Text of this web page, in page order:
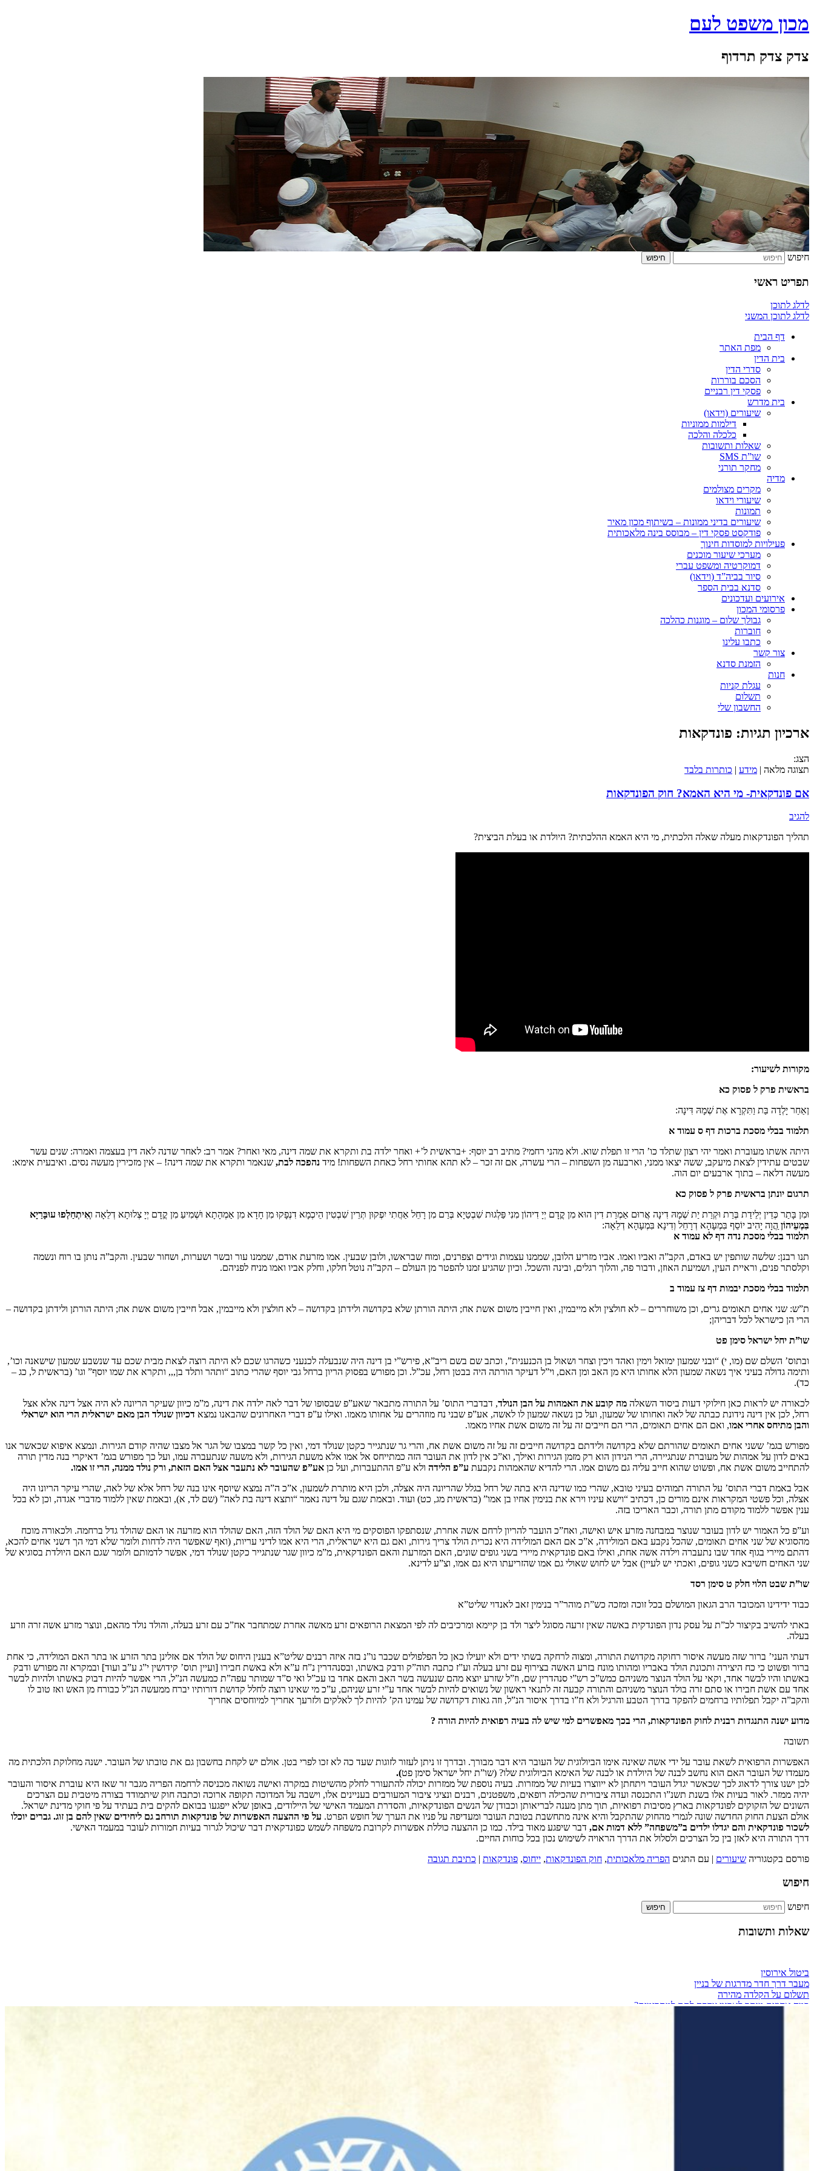
מכון משפט לעם
צדק צדק תרדוף
חיפוש
תפריט ראשי
לדלג לתוכן
לדלג לתוכן המשני
דף הבית
מפת האתר
בית הדין
סדרי הדין
הסכם בוררות
פסקי דין רבניים
בית מדרש
שיעורים (וידאו)
דילמות ממוניות
כלכלה והלכה
שאלות ותשובות
שו”ת SMS
מחקר תורני
מדיה
מקרים מצולמים
שיעורי וידאו
תמונות
שיעורים בדיני ממונות – בשיתוף מכון מאיר
פודקסט פסקי דין – מבוסס בינה מלאכותית
פעילויות למוסדות חינוך
מערכי שיעור מוכנים
דמוקרטיה ומשפט עברי
סיור בביה”ד (וידאו)
סדנא בבית הספר
אירועים ועדכונים
פרסומי המכון
גבולך שלום – מוגנות כהלכה
חוברות
כתבו עלינו
צור קשר
הזמנת סדנא
חנות
עגלת קניות
תשלום
החשבון שלי
ארכיון תגיות: פונדקאות
הצג:
תצוגה מלאה | מידע | כותרות בלבד
אם פונדקאית- מי היא האמא? חוק הפונדקאות
להגיב
תהליך הפונדקאות מעלה שאלה הלכתית, מי היא האמא ההלכתית? היולדת או בעלת הביצית?
מקורות לשיעור:
בראשית פרק ל פסוק כא
ןאַחַר יָלְדָה בַּת וַתִּקְרָא אֶת שְׁמָהּ דִּינָה:
תלמוד בבלי מסכת ברכות דף ס עמוד א
היתה אשתו מעוברת ואמר יהי רצון שתלד כו’ הרי זו תפלת שוא. ולא מהני רחמי? מתיב רב יוסף: +בראשית ל’+ ואחר ילדה בת ותקרא את שמה דינה, מאי ואחר? אמר רב: לאחר שדנה לאה דין בעצמה ואמרה: שנים עשר
שבטים עתידין לצאת מיעקב, ששה יצאו ממני, וארבעה מן השפחות – הרי עשרה, אם זה זכר – לא תהא אחותי רחל כאחת השפחות! מיד נהפכה לבת, שנאמר ותקרא את שמה דינה! – אין מזכירין מעשה נסים. ואיבעית אימא:
מעשה דלאה – בתוך ארבעים יום הוה.
תרגום יונתן בראשית פרק ל פסוק כא
וּמִן בָּתַר כְּדֵין יְלֵידַת בְּרַת וּקְרַת יַת שְׁמָהּ דִינָה אֲרוּם אַמְרַת דִין הוּא מִן קֳדָם יְיָ דִיהוֹן מִנִי פַּלְגוּת שִׁבְטַיָא בְּרַם מִן רָחֵל אַחֲתִי יִפְקוּן תְּרֵין שִׁבְטִין הֵיכְמָא דִנְפָקוּ מִן חָדָא מִן אַמְהָתָא וּשְׁמִיעַ מִן קֳדָם יְיָ צְלוּתָא דְלֵאָה וְאִיתְחַלְפוּ עוּבָּרַיָא
בִּמְעֵיהוֹן ַהֲוָה יָהִיב יוֹסֵף בִּמְעָהָא דְרָחֵל וְדִינָא בִּמְעָהָא דְלֵאָה:
תלמוד בבלי מסכת נדה דף לא עמוד א
תנו רבנן: שלשה שותפין יש באדם, הקב”ה ואביו ואמו. אביו מזריע הלובן, שממנו עצמות וגידים וצפרנים, ומוח שבראשו, ולובן שבעין. אמו מזרעת אודם, שממנו עור ובשר ושערות, ושחור שבעין. והקב”ה נותן בו רוח ונשמה
וקלסתר פנים, וראיית העין, ושמיעת האוזן, ודבור פה, והלוך רגלים, ובינה והשכל. וכיון שהגיע זמנו להפטר מן העולם – הקב”ה נוטל חלקו, וחלק אביו ואמו מניח לפניהם.
תלמוד בבלי מסכת יבמות דף צז עמוד ב
ת”ש: שני אחים תאומים גרים, וכן משוחררים – לא חולצין ולא מייבמין, ואין חייבין משום אשת אח; היתה הורתן שלא בקדושה ולידתן בקדושה – לא חולצין ולא מייבמין, אבל חייבין משום אשת אח; היתה הורתן ולידתן בקדושה –
הרי הן כישראל לכל דבריהן;
שו”ת יחל ישראל סימן פט
ובתוס’ השלם שם (מו, י) “ובני שמעון ימואל וימין ואהד ויכין וצחר ושאול בן הכנענית”, וכתב שם בשם ריב”א, פירש”י בן דינה היה שנבעלה לכנעני כשהרגו שכם לא היתה רוצה לצאת מבית שכם עד שנשבע שמעון שישאנה וכו’,
ותימה גדולה בעיני איך נשאה שמעון הלא אחותו היא מן האב ומן האם, וי”ל דעיקר הורתה היה בבטן רחל, עכ”ל. וכן מפורש בפסוק הריון ברחל גבי יוסף שהרי כתוב “ותהר ותלד בן,,, ותקרא את שמו יוסף” וגו’ (בראשית ל, כג –
כד).
לכאורה יש לראות כאן חילוקי דעות ביסוד השאלה מה קובע את האמהות על הבן הנולד, דבדברי התוס’ על התורה מתבאר שאע”פ שבסופו של דבר לאה ילדה את דינה, מ”מ כיוון שעיקר הריונה לא היה אצל דינה אלא אצל
רחל, לכן אין דינה נידונת כבתה של לאה ואחותו של שמעון, ועל כן נשאה שמעון לו לאשה, אע”פ שבני נח מוזהרים על אחותו מאמו. ואילו ע”פ דברי האחרונים שהבאנו נמצא דכיוון שנולד הבן מאם ישראלית הרי הוא ישראלי
והבן מתיחס אחרי אמו, ואם הם אחים תאומים, הרי הם חייבים זה על זה משום אשת אחיו מאמו.
מפורש בגמ’ ששני אחים תאומים שהורתם שלא בקדושה ולידתם בקדושה חייבים זה על זה משום אשת אח, והרי גר שנתגייר כקטן שנולד דמי, ואין כל קשר במצבו של הגר אל מצבו שהיה קודם הגירות. ונמצא איפוא שכאשר אנו
באים לדון על אמהות של מעוברת שנתגיירה, הרי הנידון הוא רק מזמן הגירות ואילך, וא”כ אין לדון את העובר הזה כמתייחס אל אמו אלא משעת הגירות, ולא משעה שנתעברה עמו, ועל כך מפורש בגמ’ דאיקרי בנה מדין תורה
להתחייב משום אשת אח, ופשוט שהוא חייב עליה גם משום אמו. הרי להדיא שהאמהות נקבעת ע”פ הלידה ולא ע”פ ההתעברות, ועל כן אע”פ שהעובר לא נתעבר אצל האם הזאת, ורק נולד ממנה, הרי זו אמו.
אבל באמת דברי התוס’ על התורה תמוהים בעיני טובא, שהרי כמו שדינה היא בתה של רחל בגלל שהריונה היה אצלה, ולכן היא מותרת לשמעון, א”כ ה”ה נמצא שיוסף אינו בנה של רחל אלא של לאה, שהרי עיקר הריונו היה
אצלה, וכל פשטי המקראות אינם מורים כן, דכתיב “וישא עיניו וירא את בנימין אחיו בן אמו” (בראשית מג, כט) ועוד. ובאמת שגם על דינה נאמר “ותצא דינה בת לאה” (שם לד, א), ובאמת שאין ללמוד מדברי אגדה, וכן לא בכל
ענין אפשר ללמוד מקודם מתן תורה, וכבר האריכו בזה.
וע”פ כל האמור יש לדון בעובר שנוצר במבחנה מזרע איש ואישה, ואח”כ הועבר להריון לרחם אשה אחרת, שנסתפקו הפוסקים מי היא האם של הולד הזה, האם שהולד הוא מזרעה או האם שהולד גדל ברחמה. ולכאורה מוכח
מהסוגיא של שני אחים תאומים, שהכל נקבע באם המולידה, א”כ אם האם המולידה היא נכרית הולד צריך גירות, ואם גם היא ישראלית, הרי היא אמו לדיני עריות, (ואף שאפשר היה לדחות ולומר שלא דמי הך דשני אחים להכא,
דהתם מיירי בגוף אחד שבו נתעברה וילדה אשה אחת, ואילו באם פונדקאית מיירי בשני גופים שונים, האם המזרעת והאם הפונדקאית, מ”מ כיוון שגר שנתגייר כקטן שנולד דמי, אפשר לדמותם ולומר שגם האם היולדת בסוגיא של
שני האחים חשיבא כשני גופים, ואכתי יש לעיין) אבל יש לחוש שאולי גם אמו שהזריעתו היא גם אמו, וצ”ע לדינא.
שו”ת שבט הלוי חלק ט סימן רסד
כבוד ידידינו המכובד הרב הגאון המושלם בכל זוכה ומזכה כש”ת מוהר”ר בנימין זאב לאנדוי שליט”א
באתי להשיב בקיצור לכ”ת על עסק נדון הפונדקית באשה שאין זרעה מסוגל ליצר ולד בן קיימא ומרכיבים לה לפי המצאת הרופאים זרע מאשה אחרת שמתחבר אח”כ עם זרע בעלה, והולד נולד מהאם, ונוצר מזרע אשה זרה וזרע
בעלה.
דעתי העני’ ברור שזה מעשה איסור רחוקה מקדושת התורה, ומצוה לרחקה בשתי ידים ולא יועילו כאן כל הפלפולים שכבר נו”נ בזה איזה רבנים שליט”א בענין היחוס של הולד אם אזלינן בתר הזרע או בתר האם המולידה, כי אחת
ברור ופשוט כי כח היצירה ותכונת הולד באבריו ומהותו מונח בזרע האשה בצירוף עם זרע בעלה וע”ז כתבה תוה”ק ודבק באשתו, ובסנהדרין נ”ח ע”א ולא באשת חבירו [ועיין תוס’ קידושין י”ג ע”ב ועוד] ובמקרא זה מפורש ודבק
באשתו והיו לבשר אחד, וקאי על הולד הנוצר משניהם כמש”כ רש”י סנהדרין שם, וז”ל שזרע יוצא מהם שנעשה בשר האב והאם אחד בו עכ”ל ואי ס”ד שמותר עפה”ת כמעשה הנ”ל, הרי אפשר להיות דבוק באשתו ולהיות לבשר
אחד עם אשת חבירו או סתם זרה בולד הנוצר משניהם והתורה קבעה זה לתנאי ראשון של נשואים להיות לבשר אחד ע”י זרע שניהם, ע”כ מי שאינו רוצה לחלל קדושת דורותיו יברח ממעשה הנ”ל כבורח מן האש ואז טוב לו
והקב”ה יקבל תפלותיו ברחמים להפקד בדרך הטבע והרגיל ולא ח”ו בדרך איסור הנ”ל, וזה גאות דקדושה של עמינו הק’ להיות לך לאלקים ולזרעך אחריך למיוחסים אחריך
מדוע ישנה התנגדות רבנית לחוק הפונדקאות, הרי בכך מאפשרים למי שיש לה בעיה רפואית להיות הורה ?
תשובה
האפשרות הרפואית לשאת עובר על ידי אשה שאינה אימו הביולוגית של העובר היא דבר מבורך. ובדרך זו ניתן לעזור לזוגות שעד כה לא זכו לפרי בטן. אולם יש לקחת בחשבון גם את טובתו של העובר. ישנה מחלוקת הלכתית מה
מעמדו של העובר האם הוא נחשב לבנה של היולדת או לבנה של האימא הביולוגית שלו? (שו”ת יחל ישראל סימן פט).
לכן ישנו צורך לדאוג לכך שכאשר יגדל העובר ויתחתן לא ייווצרו בעיות של ממזרות. בעיה נוספת של ממזרות יכולה להתעורר לחלק מהשיטות במקרה ואישה נשואה מכניסה לרחמה הפריה מגבר זר שאז היא עוברת איסור והעובר
יהיה ממזר. לאור בעיות אלו בשנת תשנ”ו התכנסה ועדה ציבורית שהכילה רופאים, משפטנים, רבנים ונציגי ציבור המעורבים בעניינים אלו, וישבה על המדוכה תקופה ארוכה וכתבה חוק שיתמודד בצורה מיטבית עם הצרכים
השונים של הזקוקים לפונדקאות בארץ מסיבות רפואיות, תוך מתן מענה לבריאותן וכבודן של הנשים הפונדקאיות, והסדרת המעמד האישי של היילודים, באופן שלא ייפגעו בבואם להקים בית בעתיד על פי חוקי מדינת ישראל.
אולם הצעת החוק החדשה שונה לגמרי מהחוק שהתקבל והיא אינה מתחשבת בטובת העובר ומעדיפה על פניו את הערך של חופש הפרט. על פי ההצעה האפשרות של פונדקאות תורחב גם ליחידים שאין להם בן זוג. גברים יוכלו
לשכור פונדקאית והם יגדלו ילדים ב”משפחה” ללא דמות אם, דבר שיפגע מאוד בילד. כמו כן ההצעה כוללת אפשרות לקרובת משפחה לשמש כפונדקאית דבר שיכול לגרור בעיות חמורות לעובר במעמד האישי.
דרך התורה היא לאזן בין כל הצרכים ולסלול את הדרך הראויה לשימוש נכון בכל כוחות החיים.
פורסם בקטגוריה שיעורים עם התגים הפריה מלאכותית, חוק הפונדקאות, ייחוס, פונדקאות כתיבת תגובה
חיפוש
חיפוש
שאלות ותשובות
מעבר דרך חדר מדרגות של בניין
תשלום על הקלדה מהירה
כמה אחוזים מותר לארגון צדקה לתת למתרימים?
מזגן בבית שכור